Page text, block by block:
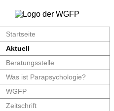
Startseite
Aktuell
Beratungsstelle
Was ist Parapsychologie?
WGFP
Zeitschrift